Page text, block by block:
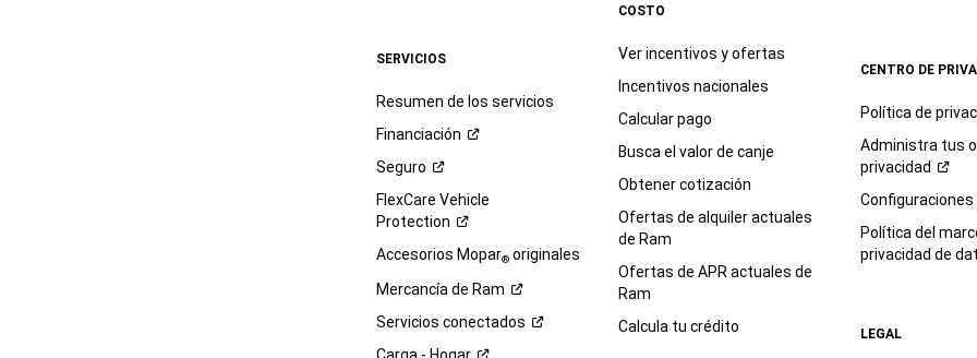
SERVICIOS
Resumen de los servicios
Financiación
Seguro
FlexCare Vehicle
Protection
Accesorios Mopar®originales
Mercancía de Ram
Servicios conectados
COSTO
Ver incentivos y ofertas
Incentivos nacionales
Calcular pago
Busca el valor de canje
Obtener cotización
Ofertas de alquiler actuales
de Ram
Ofertas de APR actuales de
Ram
Calcula tu crédito
CENTRO DE
Política de
Administra tus
privacidad
Configuraciones
Política del
privacidad de
LEGAL